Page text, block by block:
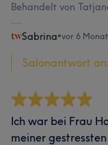
Behandelt von
Sabrina•vor 6
Salonantwort
Ich war bei Frau
meiner